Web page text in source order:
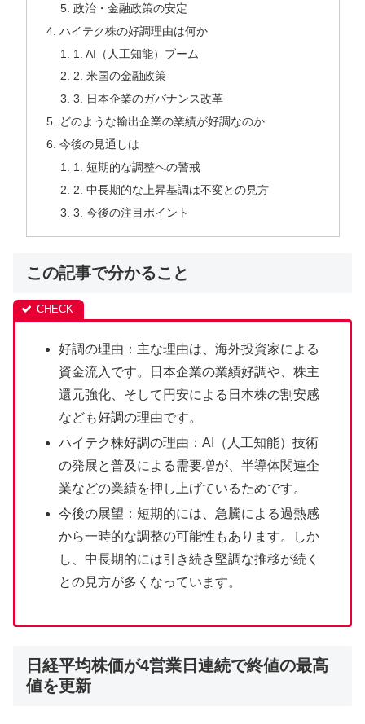
政治・金融政策の安定
ハイテク株の好調理由は何か
1. AI（人工知能）ブーム
2. 米国の金融政策
3. 日本企業のガバナンス改革
どのような輸出企業の業績が好調なのか
今後の見通しは
1. 短期的な調整への警戒
2. 中長期的な上昇基調は不変との見方
3. 今後の注目ポイント
この記事で分かること
好調の理由：主な理由は、海外投資家による
資金流入です。日本企業の業績好調や、株主
還元強化、そして円安による日本株の割安感
なども好調の理由です。
ハイテク株好調の理由：AI（人工知能）技術
の発展と普及による需要増が、半導体関連企
業などの業績を押し上げているためです。
今後の展望：短期的には、急騰による過熱感
から一時的な調整の可能性もあります。しか
し、中長期的には引き続き堅調な推移が続く
との見方が多くなっています。
日経平均株価が4営業日連続で終値の最高
値を更新